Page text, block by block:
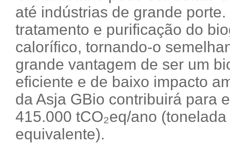
até indústrias de grande
tratamento e purificação do
calorífico, tornando-o
grande vantagem de ser um
eficiente e de baixo impacto
da Asja GBio contribuirá para
415.000 tCO₂eq/ano
equivalente).